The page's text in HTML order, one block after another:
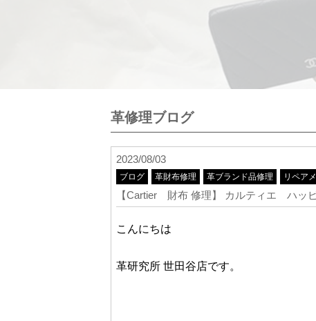
革修理ブログ
2023/08/03
ブログ 革財布修理 革ブランド品修理 リペア
【Cartier 財布 修理】 カルティエ ハッ
こんにちは
革研究所 世田谷店です。